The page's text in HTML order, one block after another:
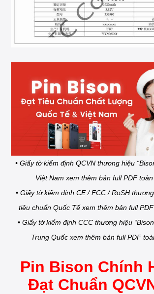
• Giấy tờ kiểm định QCVN thương hiệu
Việt Nam xem thêm bản full PDF
• Giấy tờ kiểm định CE / FCC / RoSH
tiêu chuẩn Quốc Tế xem thêm bản full
• Giấy tờ kiểm định CCC thương hiệu
Trung Quốc xem thêm bản full PDF
Pin Bison Chính
Đạt Chuẩn